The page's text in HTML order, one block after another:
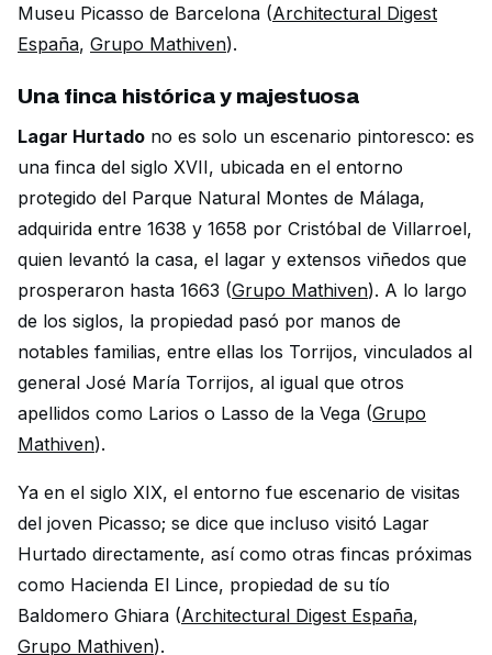
Museu Picasso de Barcelona (Architectural Digest
España, Grupo Mathiven).
Una finca histórica y majestuosa
Lagar Hurtado no es solo un escenario pintoresco: es
una finca del siglo XVII, ubicada en el entorno
protegido del Parque Natural Montes de Málaga,
adquirida entre 1638 y 1658 por Cristóbal de Villarroel,
quien levantó la casa, el lagar y extensos viñedos que
prosperaron hasta 1663 (Grupo Mathiven). A lo largo
de los siglos, la propiedad pasó por manos de
notables familias, entre ellas los Torrijos, vinculados al
general José María Torrijos, al igual que otros
apellidos como Larios o Lasso de la Vega (Grupo
Mathiven).
Ya en el siglo XIX, el entorno fue escenario de visitas
del joven Picasso; se dice que incluso visitó Lagar
Hurtado directamente, así como otras fincas próximas
como Hacienda El Lince, propiedad de su tío
Baldomero Ghiara (Architectural Digest España,
Grupo Mathiven).